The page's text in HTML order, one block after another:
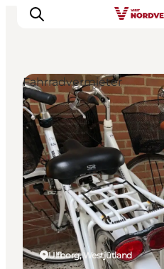
Urlaubsorte
Inspiration
Events
Unterkunft
Mach deine
Ulfborg, Westjütland
Fahrradvermieter